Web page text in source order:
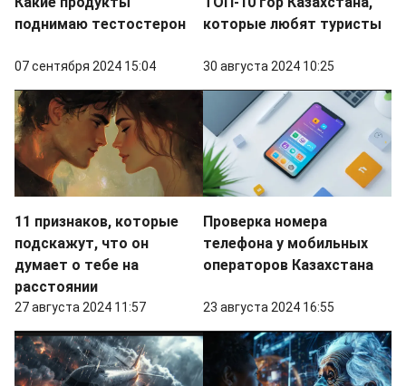
поднимаю тестостерон
07 сентября 2024 15:04
которые любят туристы
30 августа 2024 10:25
11 признаков, которые
подскажут, что он
думает о тебе на
расстоянии
27 августа 2024 11:57
Проверка номера
телефона у мобильных
операторов Казахстана
23 августа 2024 16:55